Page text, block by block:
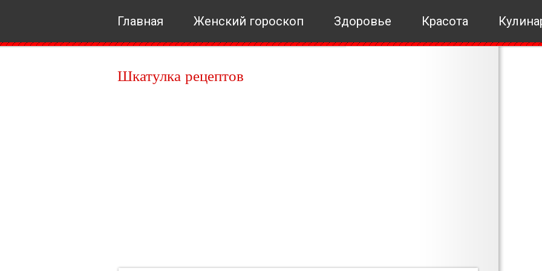
Главная Женский гороскоп Здоровье Красота
Шкатулка рецептов